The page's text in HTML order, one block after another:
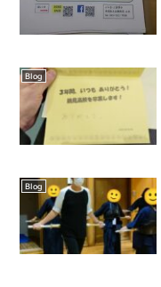
Blog
Blog